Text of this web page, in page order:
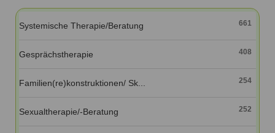
Veranstaltungen
Ausbildungsinstitute
Fortbildungen
Systemische Therapie/Beratung 661
Gesprächstherapie 408
Familien(re)konstruktionen/ Sk... 254
Sexualtherapie/-Beratung 252